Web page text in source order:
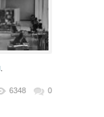
6348 0